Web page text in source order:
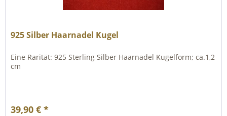
925 Silber Haarnadel Kugel
Eine Rarität: 925 Sterling Silber Haarnadel Kugelform; ca.1,2
cm
39,90 € *